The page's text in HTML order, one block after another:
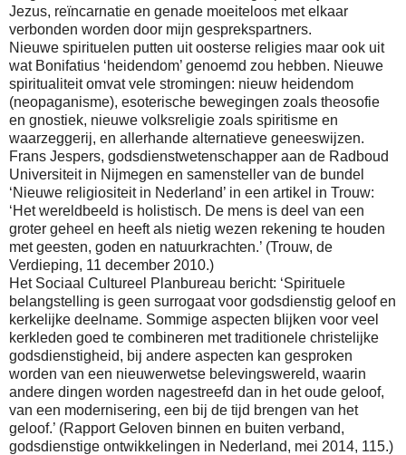
Jezus, reïncarnatie en genade moeiteloos met elkaar
verbonden worden door mijn gesprekspartners.
Nieuwe spirituelen putten uit oosterse religies maar ook uit
wat Bonifatius ‘heidendom’ genoemd zou hebben. Nieuwe
spiritualiteit omvat vele stromingen: nieuw heidendom
(neopaganisme), esoterische bewegingen zoals theosofie
en gnostiek, nieuwe volksreligie zoals spiritisme en
waarzeggerij, en allerhande alternatieve geneeswijzen.
Frans Jespers, godsdienstwetenschapper aan de Radboud
Universiteit in Nijmegen en samensteller van de bundel
‘Nieuwe religiositeit in Nederland’ in een artikel in Trouw:
‘Het wereldbeeld is holistisch. De mens is deel van een
groter geheel en heeft als nietig wezen rekening te houden
met geesten, goden en natuurkrachten.’ (Trouw, de
Verdieping, 11 december 2010.)
Het Sociaal Cultureel Planbureau bericht: ‘Spirituele
belangstelling is geen surrogaat voor godsdienstig geloof en
kerkelijke deelname. Sommige aspecten blijken voor veel
kerkleden goed te combineren met traditionele christelijke
godsdienstigheid, bij andere aspecten kan gesproken
worden van een nieuwerwetse belevingswereld, waarin
andere dingen worden nagestreefd dan in het oude geloof,
van een modernisering, een bij de tijd brengen van het
geloof.’ (Rapport Geloven binnen en buiten verband,
godsdienstige ontwikkelingen in Nederland, mei 2014, 115.)